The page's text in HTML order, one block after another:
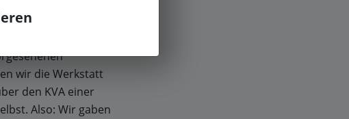
feststellte,
wir die Werkstatt
den KVA einer
Also: Wir gaben